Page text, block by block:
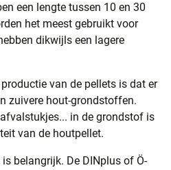
een lengte tussen 10 en 30
het meest gebruikt voor
dikwijls een lagere
van de pellets is dat er
zuivere hout-grondstoffen.
in de grondstof is
van de houtpellet.
belangrijk. De DINplus of Ö-